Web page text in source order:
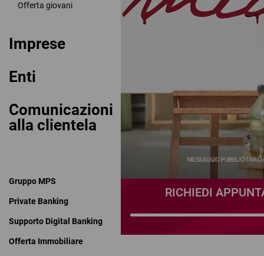
Offerta giovani
Imprese
Enti
Comunicazioni
alla clientela
Gruppo MPS
Private Banking
Supporto Digital Banking
Offerta Immobiliare
RICHIEDI